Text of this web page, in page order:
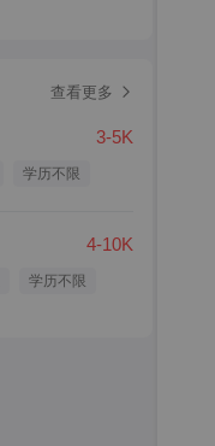
查看更多
3-5K
学历不限
4-10K
学历不限